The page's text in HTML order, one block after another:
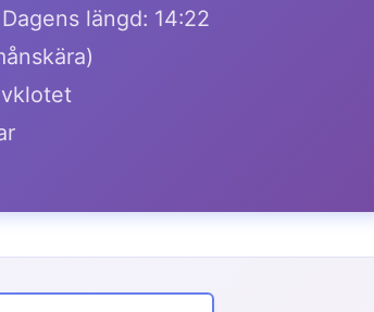
längd: 14:22